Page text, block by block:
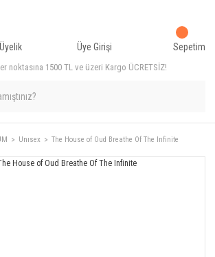
noktasına 1500 TL ve üzeri Kargo ÜCRETSİZ!
Üye Girişi Sepetim
Unısex The House of Oud Breathe Of The Infinite